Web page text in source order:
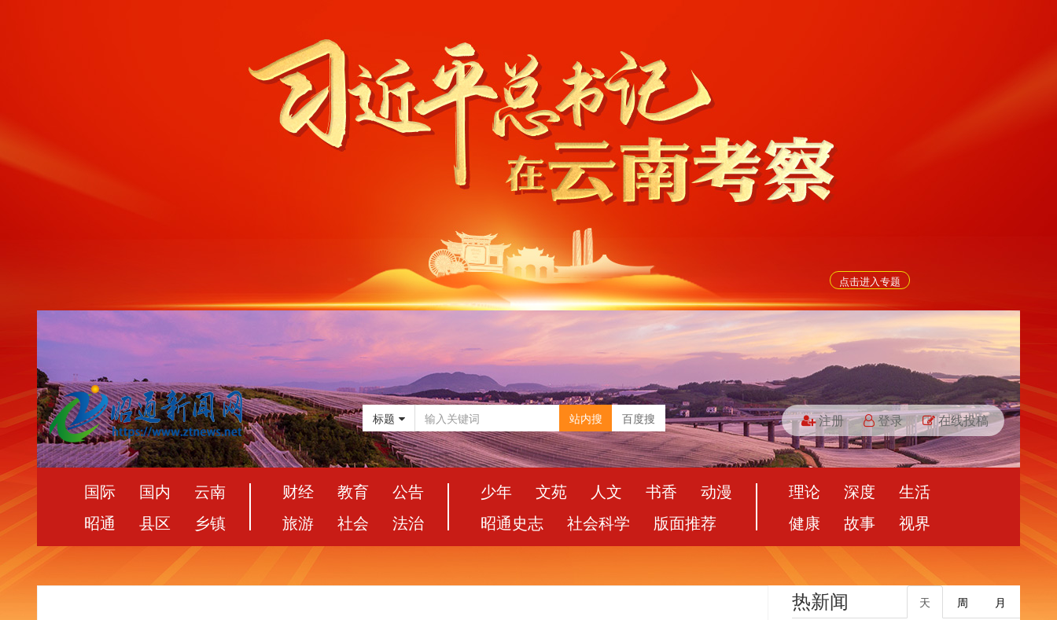
点击进入专题
标题 站内搜 百度搜 注册 登录 在线投稿
国际 国内
云南
昭通
县区 乡镇
财经 教育
公告
旅游
社会 法治
少年 文苑 人文 书香
动漫
昭通史志
社会科学 版面推荐
理论 深度
生活
健康
故事 视界
热新闻 月
周
天